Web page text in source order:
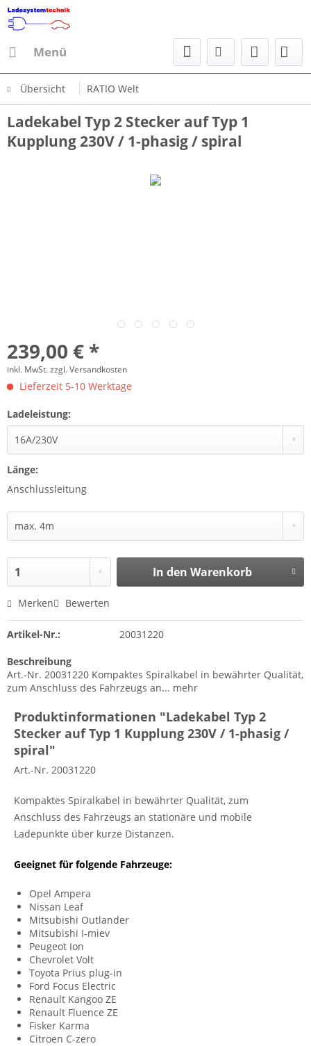
Menü
Übersicht RATIO Welt
Ladekabel Typ 2 Stecker auf Typ 1
Kupplung 230V / 1-phasig / spiral
239,00 € *
inkl. MwSt.zzgl. Versandkosten
Lieferzeit 5-10 Werktage
Ladeleistung:
Länge:
Anschlussleitung
In den Warenkorb
Merken Bewerten
Artikel-Nr.: 20031220
Beschreibung
Art.-Nr. 20031220 Kompaktes Spiralkabel in bewährter Qualität,
zum Anschluss des Fahrzeugs an... mehr
Produktinformationen "Ladekabel Typ 2
Stecker auf Typ 1 Kupplung 230V / 1-phasig /
spiral"
Art.-Nr. 20031220
Kompaktes Spiralkabel in bewährter Qualität, zum
Anschluss des Fahrzeugs an stationäre und mobile
Ladepunkte über kurze Distanzen.
Geeignet für folgende Fahrzeuge:
Opel Ampera
Nissan Leaf
Mitsubishi Outlander
Mitsubishi I-miev
Peugeot Ion
Chevrolet Volt
Toyota Prius plug-in
Ford Focus Electric
Renault Kangoo ZE
Renault Fluence ZE
Fisker Karma
Citroen C-zero